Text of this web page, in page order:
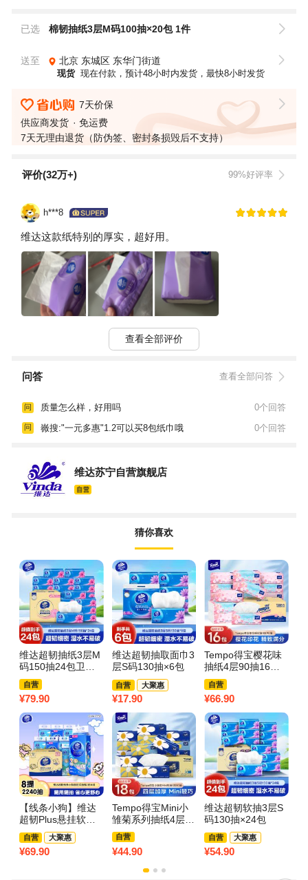
已选 棉韧抽纸3层M码100抽×20包 1件
送至 北京 东城区 东华门街道
现货 现在付款，预计48小时内发货，最快8小时发货
7天价保
供应商发货
免运费
7天无理由退货（防伪签、密封条损毁后不支持）
评价(32万+) 99%好评率
h***8
维达这款纸特别的厚实，超好用。
查看全部评价
问答 查看全部问答
问 质量怎么样，好用吗 0个回答
问 嶶搜:"一元多惠"1.2可以买8包纸巾哦 0个回答
维达苏宁自营旗舰店
猜你喜欢
维达超韧抽纸3层M
码150抽24包卫生
纸 家用实惠装餐巾
纸面巾纸卫生纸纸
巾(新旧包装交替发
货)
自营
¥79.90
维达超韧抽取面巾3
层S码130抽×6包
自营 大聚惠
¥17.90
Tempo得宝樱花味
抽纸4层90抽16包
卫生纸 家用实惠装
有香餐巾纸面巾纸
卫生纸纸巾(整箱销
售)(新旧包装交替发
货)
自营
¥66.90
【线条小狗】维达
超韧Plus悬挂软抽3
层M码280抽×8提
自营 大聚惠
¥69.90
Tempo得宝Mini小
雏菊系列抽纸4层80
抽18包卫生纸 家用
实惠装无香餐巾纸
面巾纸卫生纸纸巾
(整箱销售)
自营
¥44.90
维达超韧软抽3层S
码130抽×24包
自营 大聚惠
¥54.90